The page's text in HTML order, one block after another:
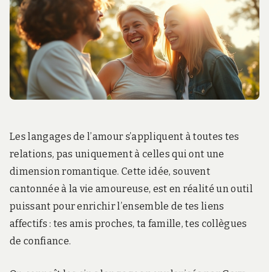
Les langages de l’amour s’appliquent à toutes tes
relations, pas uniquement à celles qui ont une
dimension romantique. Cette idée, souvent
cantonnée à la vie amoureuse, est en réalité un outil
puissant pour enrichir l’ensemble de tes liens
affectifs : tes amis proches, ta famille, tes collègues
de confiance.